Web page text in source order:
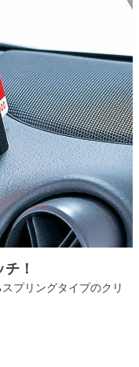
！
プリングタイプのクリ